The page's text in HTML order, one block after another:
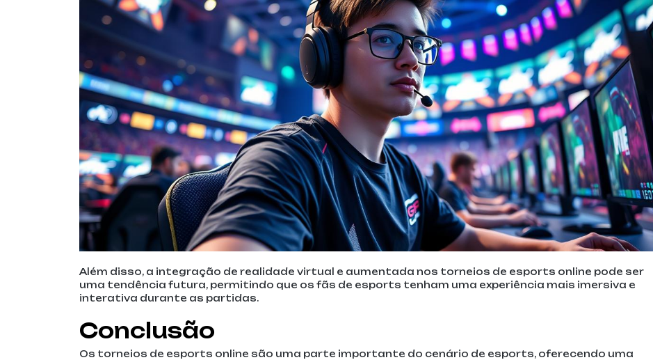
Além disso, a integração de realidade virtual e aumentada nos torneios de esports online pode ser
uma tendência futura, permitindo que os fãs de esports tenham uma experiência mais imersiva e
interativa durante as partidas.
Conclusão
Os torneios de esports online são uma parte importante do cenário de esports, oferecendo uma